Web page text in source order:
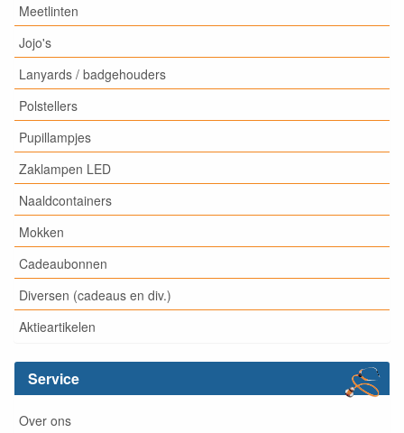
Meetlinten
Jojo's
Lanyards / badgehouders
Polstellers
Pupillampjes
Zaklampen LED
Naaldcontainers
Mokken
Cadeaubonnen
Diversen (cadeaus en div.)
Aktieartikelen
Service
Over ons